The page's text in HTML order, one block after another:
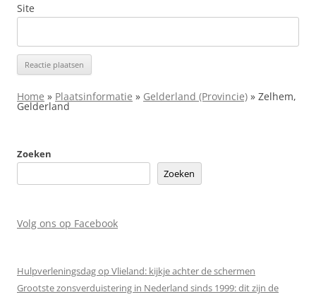
Site
Home » Plaatsinformatie » Gelderland (Provincie) » Zelhem,
Gelderland
Zoeken
Zoeken
Volg ons op Facebook
Hulpverleningsdag op Vlieland: kijkje achter de schermen
Grootste zonsverduistering in Nederland sinds 1999: dit zijn de